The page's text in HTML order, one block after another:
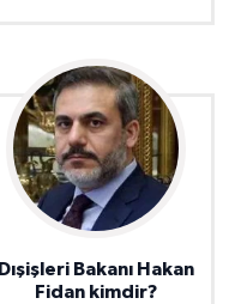
Dışişleri Bakanı Hakan
Fidan kimdir?